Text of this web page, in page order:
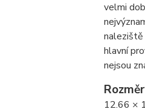
velmi
naleziště
hlavní
nejsou
12.66 ×